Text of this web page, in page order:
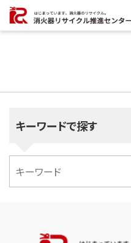
キーワードで探す